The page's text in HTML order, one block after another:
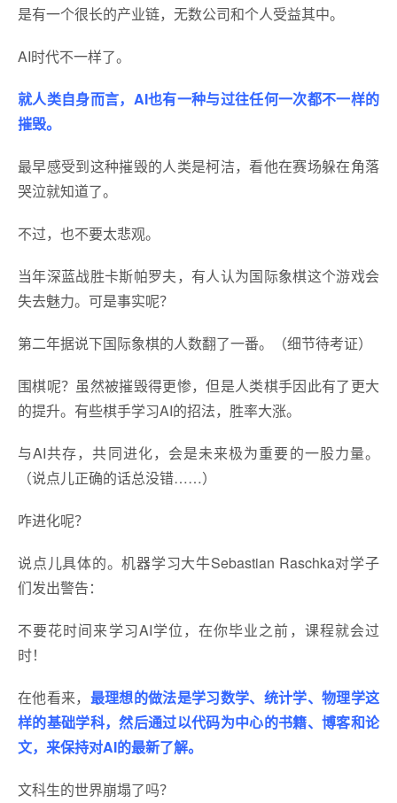
是有一个很长的产业链，无数公司和个人受益其中。
AI时代不一样了。
就人类自身而言，AI也有一种与过往任何一次都不一样的
摧毁。
最早感受到这种摧毁的人类是柯洁，看他在赛场躲在角落
哭泣就知道了。
不过，也不要太悲观。
当年深蓝战胜卡斯帕罗夫，有人认为国际象棋这个游戏会
失去魅力。可是事实呢？
第二年据说下国际象棋的人数翻了一番。（细节待考证）
围棋呢？虽然被摧毁得更惨，但是人类棋手因此有了更大
的提升。有些棋手学习AI的招法，胜率大涨。
与AI共存，共同进化，会是未来极为重要的一股力量。
（说点儿正确的话总没错……）
咋进化呢？
说点儿具体的。机器学习大牛Sebastian Raschka对学子
们发出警告：
不要花时间来学习AI学位，在你毕业之前，课程就会过
时！
在他看来， 最理想的做法是学习数学、统计学、物理学这
样的基础学科，然后通过以代码为中心的书籍、博客和论
文，来保持对AI的最新了解。
文科生的世界崩塌了吗？